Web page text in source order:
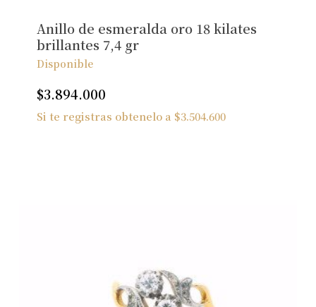
Anillo de esmeralda oro 18 kilates
brillantes 7,4 gr
Disponible
$3.894.000
Si te registras obtenelo a $3.504.600